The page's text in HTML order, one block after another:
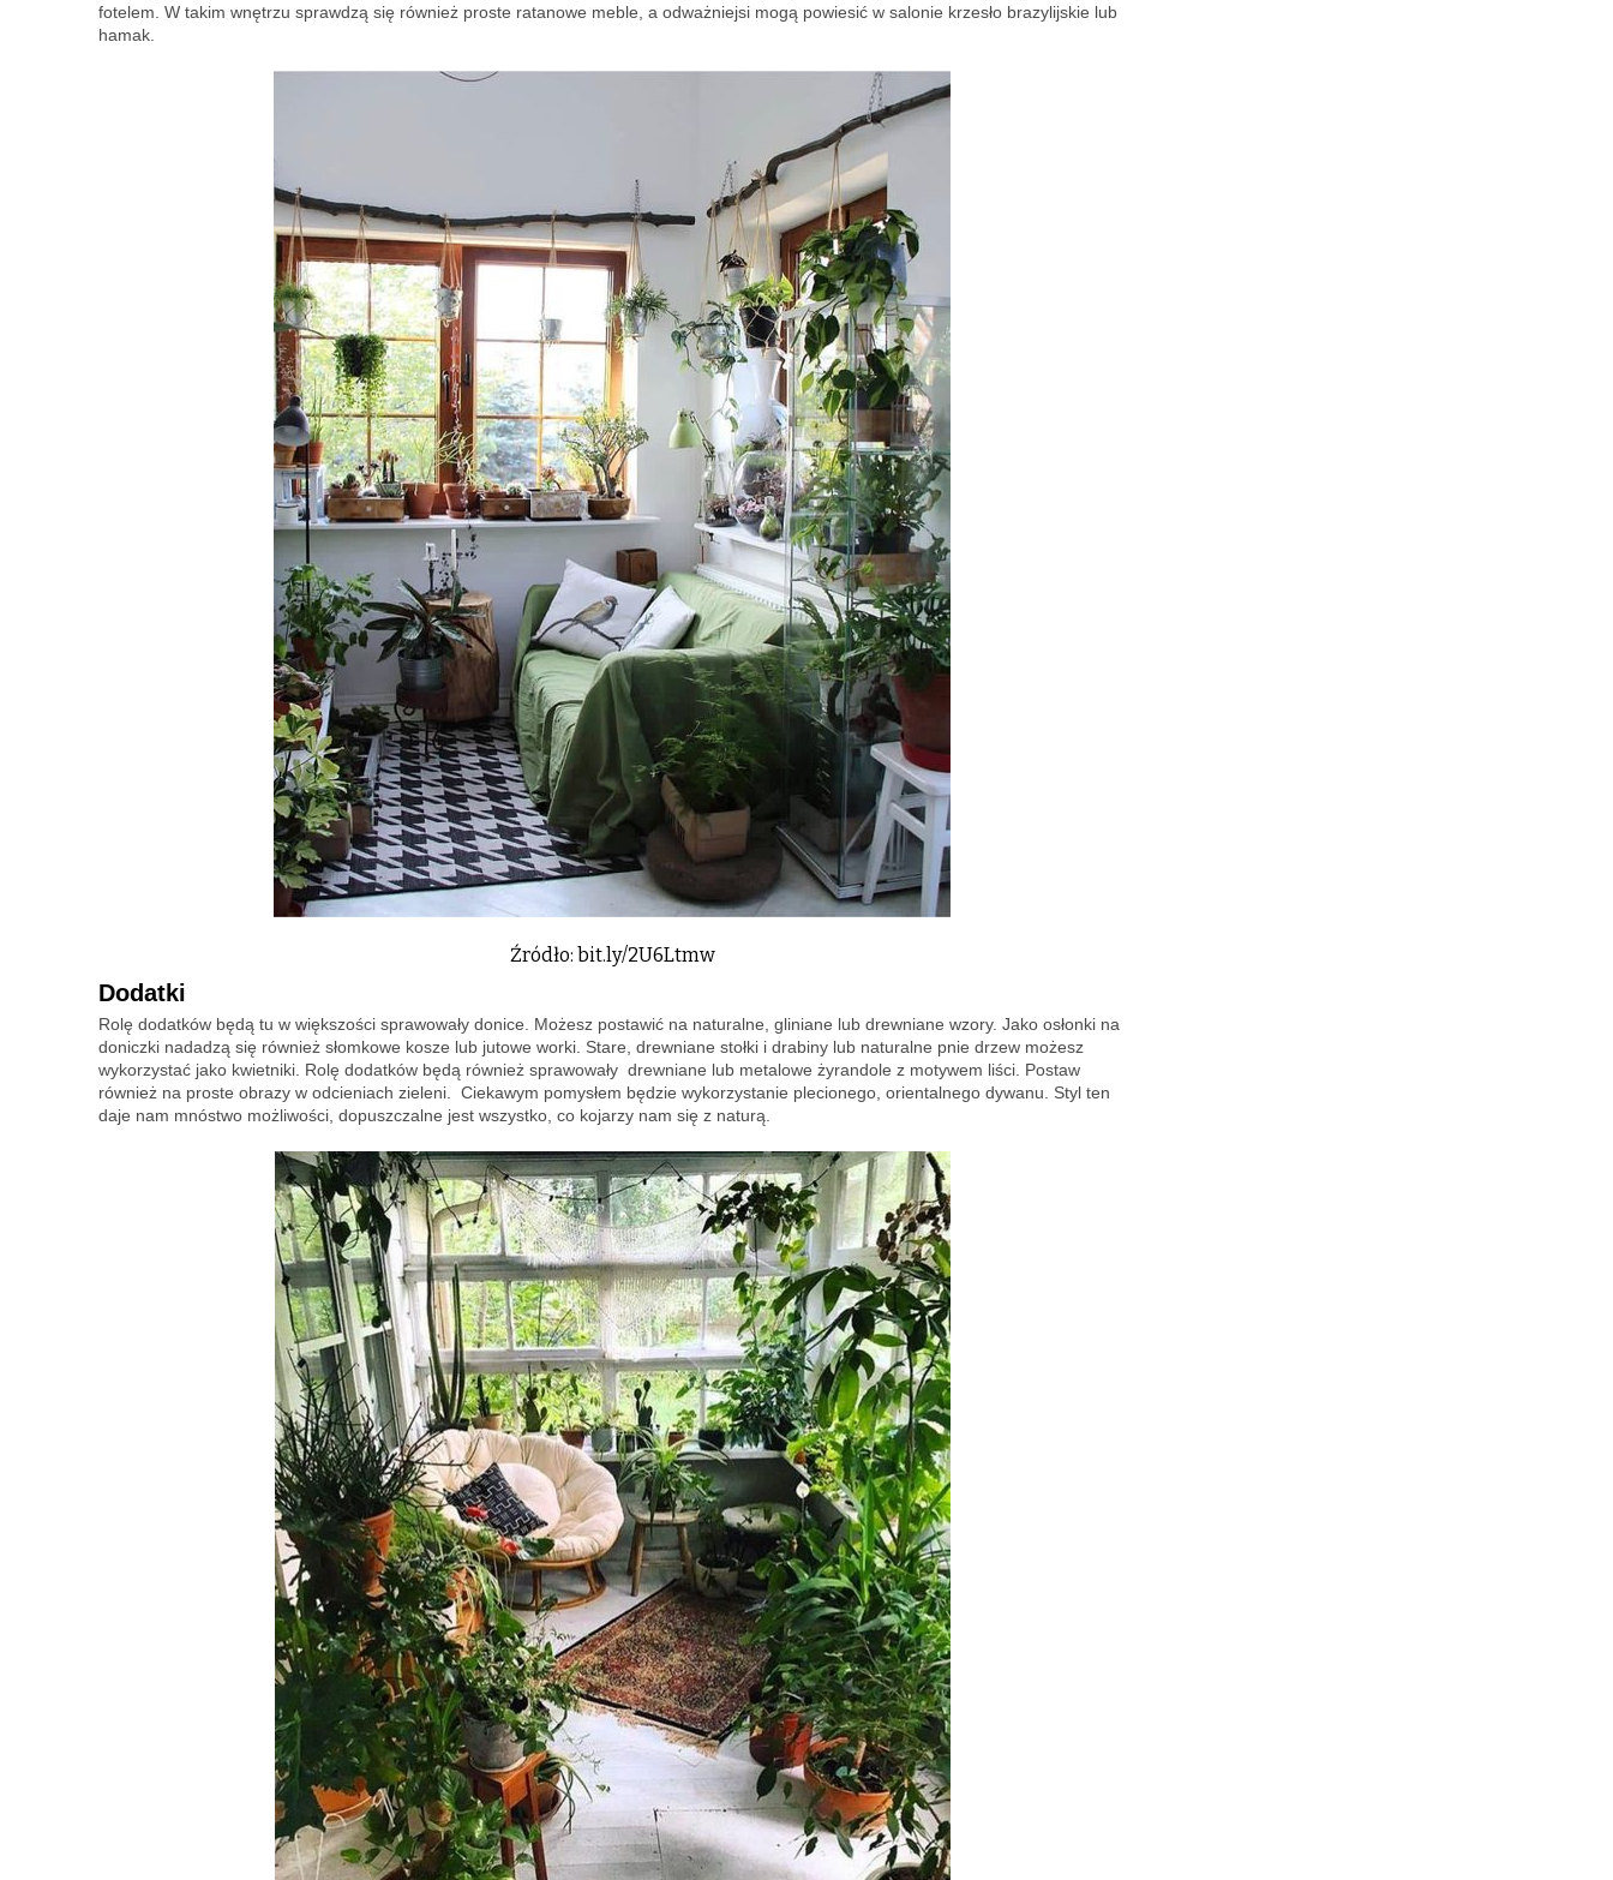
fotelem. W takim wnętrzu sprawdzą się również proste ratanowe meble, a odważniejsi mogą powiesić w salonie krzesło brazylijskie lub
hamak.
Źródło: bit.ly/2U6Ltmw
Dodatki
Rolę dodatków będą tu w większości sprawowały donice. Możesz postawić na naturalne, gliniane lub drewniane wzory. Jako osłonki na
doniczki nadadzą się również słomkowe kosze lub jutowe worki. Stare, drewniane stołki i drabiny lub naturalne pnie drzew możesz
wykorzystać jako kwietniki. Rolę dodatków będą również sprawowały drewniane lub metalowe żyrandole z motywem liści. Postaw
również na proste obrazy w odcieniach zieleni. Ciekawym pomysłem będzie wykorzystanie plecionego, orientalnego dywanu. Styl ten
daje nam mnóstwo możliwości, dopuszczalne jest wszystko, co kojarzy nam się z naturą.